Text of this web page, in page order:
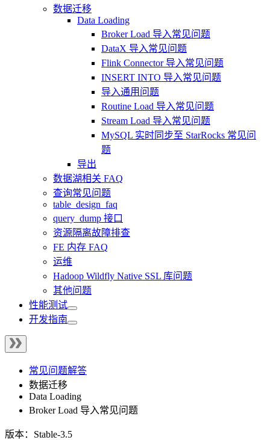
数据迁移
Data Loading
Broker Load 导入常见问题
DataX 导入常见问题
Flink Connector 导入常见问题
INSERT INTO 导入常见问题
导入通用问题
Routine Load 导入常见问题
Stream Load 导入常见问题
MySQL 实时同步至 StarRocks 常见问
题
导出
数据湖相关 FAQ
查询常见问题
table_design_faq
query_dump 接口
资源隔离故障排查
FE 内存 FAQ
运维
Hadoop Wildfly Native SSL 库问题
其他问题
性能测试
开发指南
常见问题解答
数据迁移
Data Loading
Broker Load 导入常见问题
版本：Stable-3.5